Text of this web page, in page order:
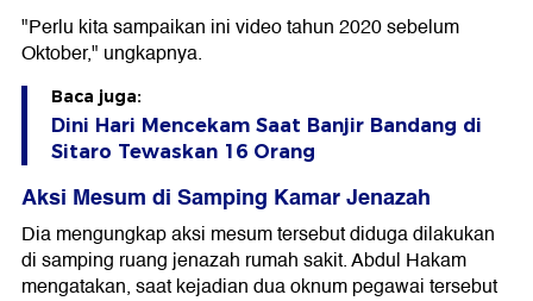
"Perlu kita sampaikan ini video tahun 2020 sebelum
Oktober," ungkapnya.
Baca juga:
Dini Hari Mencekam Saat Banjir Bandang di
Sitaro Tewaskan 16 Orang
Aksi Mesum di Samping Kamar Jenazah
Dia mengungkap aksi mesum tersebut diduga dilakukan
di samping ruang jenazah rumah sakit. Abdul Hakam
mengatakan, saat kejadian dua oknum pegawai tersebut